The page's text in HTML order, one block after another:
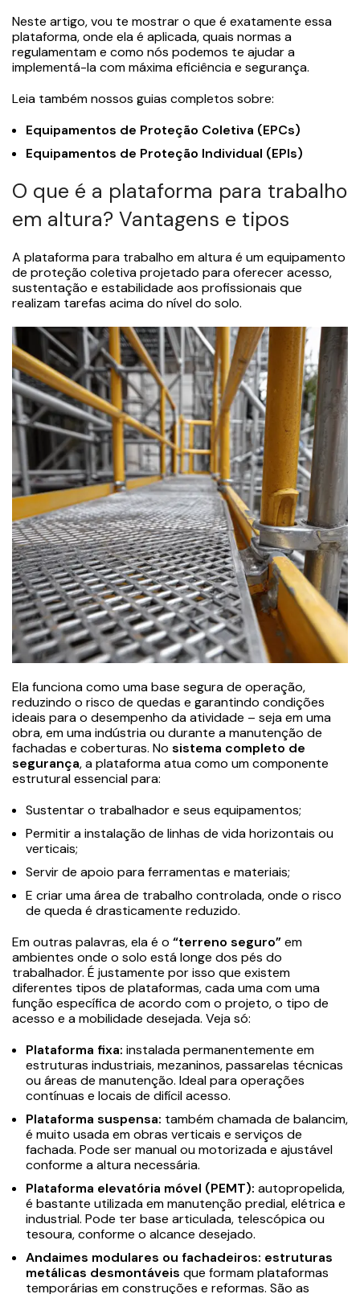
Neste artigo, vou te mostrar o que é exatamente essa
plataforma, onde ela é aplicada, quais normas a
regulamentam e como nós podemos te ajudar a
implementá-la com máxima eficiência e segurança.
Leia também nossos guias completos sobre:
Equipamentos de Proteção Coletiva (EPCs)
Equipamentos de Proteção Individual (EPIs)
O que é a plataforma para trabalho
em altura? Vantagens e tipos
A plataforma para trabalho em altura é um equipamento
de proteção coletiva projetado para oferecer acesso,
sustentação e estabilidade aos profissionais que
realizam tarefas acima do nível do solo.
Ela funciona como uma base segura de operação,
reduzindo o risco de quedas e garantindo condições
ideais para o desempenho da atividade – seja em uma
obra, em uma indústria ou durante a manutenção de
fachadas e coberturas. No sistema completo de
segurança, a plataforma atua como um componente
estrutural essencial para:
Sustentar o trabalhador e seus equipamentos;
Permitir a instalação de linhas de vida horizontais ou
verticais;
Servir de apoio para ferramentas e materiais;
E criar uma área de trabalho controlada, onde o risco
de queda é drasticamente reduzido.
Em outras palavras, ela é o “terreno seguro”em
ambientes onde o solo está longe dos pés do
trabalhador. É justamente por isso que existem
diferentes tipos de plataformas, cada uma com uma
função específica de acordo com o projeto, o tipo de
acesso e a mobilidade desejada. Veja só:
Plataforma fixa: instalada permanentemente em
estruturas industriais, mezaninos, passarelas técnicas
ou áreas de manutenção. Ideal para operações
contínuas e locais de difícil acesso.
Plataforma suspensa: também chamada de balancim,
é muito usada em obras verticais e serviços de
fachada. Pode ser manual ou motorizada e ajustável
conforme a altura necessária.
Plataforma elevatória móvel (PEMT): autopropelida,
é bastante utilizada em manutenção predial, elétrica e
industrial. Pode ter base articulada, telescópica ou
tesoura, conforme o alcance desejado.
Andaimes modulares ou fachadeiros: estruturas
metálicas desmontáveis que formam plataformas
temporárias em construções e reformas. São as